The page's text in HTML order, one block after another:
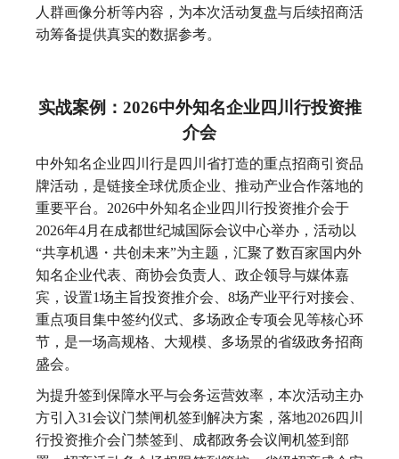
人群画像分析等内容，为本次活动复盘与后续招商活
动筹备提供真实的数据参考。
实战案例：2026中外知名企业四川行投资推
介会
中外知名企业四川行是四川省打造的重点招商引资品
牌活动，是链接全球优质企业、推动产业合作落地的
重要平台。2026中外知名企业四川行投资推介会于
2026年4月在成都世纪城国际会议中心举办，活动以
“共享机遇・共创未来”为主题，汇聚了数百家国内外
知名企业代表、商协会负责人、政企领导与媒体嘉
宾，设置1场主旨投资推介会、8场产业平行对接会、
重点项目集中签约仪式、多场政企专项会见等核心环
节，是一场高规格、大规模、多场景的省级政务招商
盛会。
为提升签到保障水平与会务运营效率，本次活动主办
方引入31会议门禁闸机签到解决方案，落地2026四川
行投资推介会门禁签到、成都政务会议闸机签到部